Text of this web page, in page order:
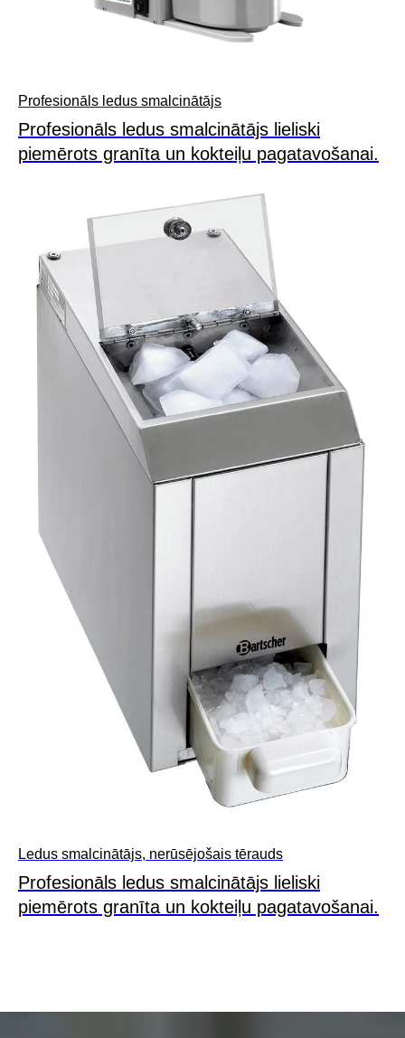
Profesionāls ledus smalcinātājs
Profesionāls ledus smalcinātājs lieliski
piemērots granīta un kokteiļu pagatavošanai.
Ledus smalcinātājs, nerūsējošais tērauds
Profesionāls ledus smalcinātājs lieliski
piemērots granīta un kokteiļu pagatavošanai.